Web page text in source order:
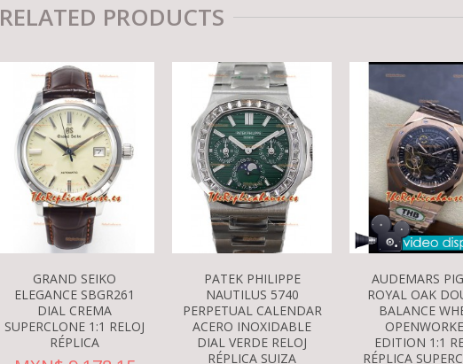
RELATED PRODUCTS
GRAND SEIKO
ELEGANCE SBGR261
DIAL CREMA
SUPERCLONE 1:1 RELOJ
RÉPLICA
PATEK PHILIPPE
NAUTILUS 5740
PERPETUAL CALENDAR
ACERO INOXIDABLE
DIAL VERDE RELOJ
RÉPLICA SUIZA
AUDEMARS
ROYAL OAK
BALANCE
EDITION 1:1
RÉPLICA